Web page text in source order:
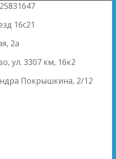
16с21
2а
ул. 3307 км, 16к2
Покрышкина, 2/12